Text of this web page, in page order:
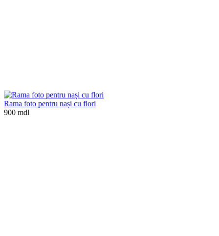
Rama foto pentru nași cu flori
900 mdl